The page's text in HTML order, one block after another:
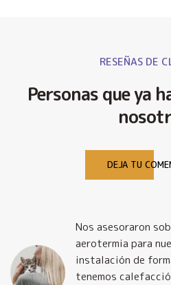
RESEÑAS DE
Personas que ya
DEJA TU
Nos asesoraron
aerotermia para
instalación de
tenemos